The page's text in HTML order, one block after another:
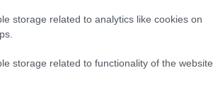
storage related to analytics like cookies on
storage related to functionality of the website
την έναρξη των
της νέας κωμικής σειράς
«Φόνοι στο καμπαναριό»